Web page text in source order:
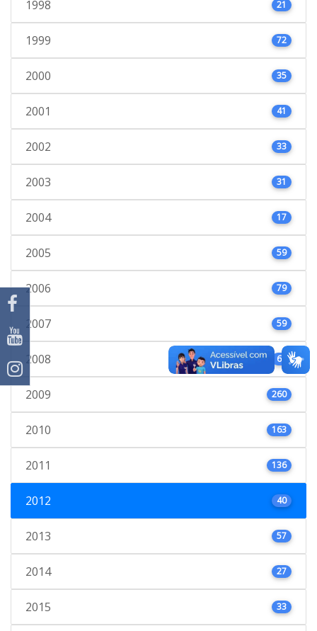
1998 21
1999 72
2000 35
2001 41
2002 33
2003 31
2004 17
2005 59
2006 79
2007 59
2008 66
2009 260
2010 163
2011 136
2012 40
2013 57
2014 27
2015 33